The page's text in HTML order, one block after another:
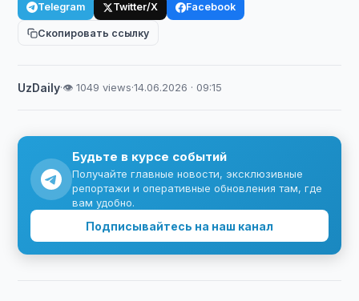
Telegram Twitter/X Facebook
Скопировать ссылку
UzDaily·👁 1049 views·14.06.2026 · 09:15
Будьте в курсе событий
Получайте главные новости, эксклюзивные
репортажи и оперативные обновления там, где
вам удобно.
Подписывайтесь на наш канал